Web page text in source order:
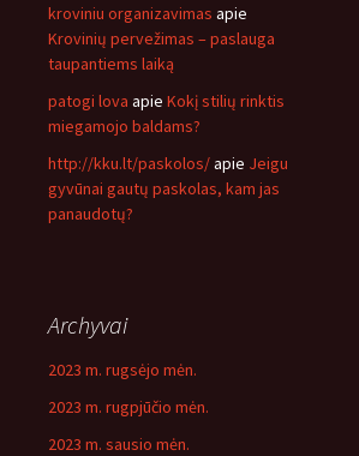
kroviniu organizavimas apie
Krovinių pervežimas – paslauga
taupantiems laiką
patogi lova apie Kokį stilių rinktis
miegamojo baldams?
http://kku.lt/paskolos/apie Jeigu
gyvūnai gautų paskolas, kam jas
panaudotų?
Archyvai
2023 m. rugsėjo mėn.
2023 m. rugpjūčio mėn.
2023 m. sausio mėn.